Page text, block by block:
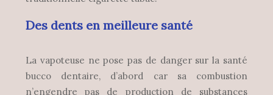
Des dents en meilleure santé
La vapoteuse ne pose pas de danger sur la santé
bucco dentaire, d’abord car sa combustion
n’engendre pas de production de substances